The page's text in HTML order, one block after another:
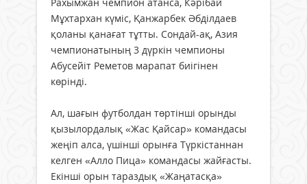
Рахымжан чемпион атанса, Кәрібай
Мұхтархан күміс, Қанжарбек Әбділдаев
қоланы қанағат тұтты. Сондай-ақ, Азия
чемпионатының 3 дүркін чемпионы
Абусейіт Реметов марапат биігінен
көрінді.
Ал, шағын футболдан төртінші орынды
қызылордалық «Жас Қайсар» командасы
жеңіп алса, үшінші орынға Түркістаннан
келген «Алло Пица» командасы жайғасты.
Екінші орын тараздық «Жаңатасқа»